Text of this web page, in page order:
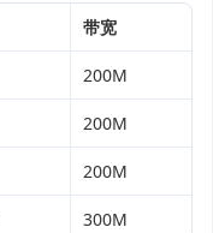
带宽
200M
200M
200M
300M